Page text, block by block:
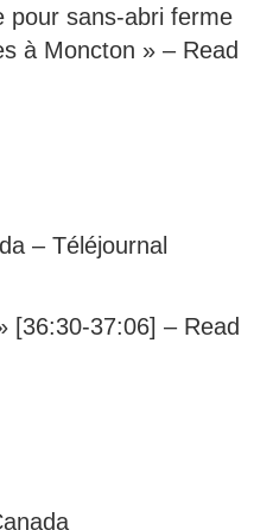
pour sans-abri ferme
à Moncton » – Read
– Téléjournal
[36:30-37:06] – Read